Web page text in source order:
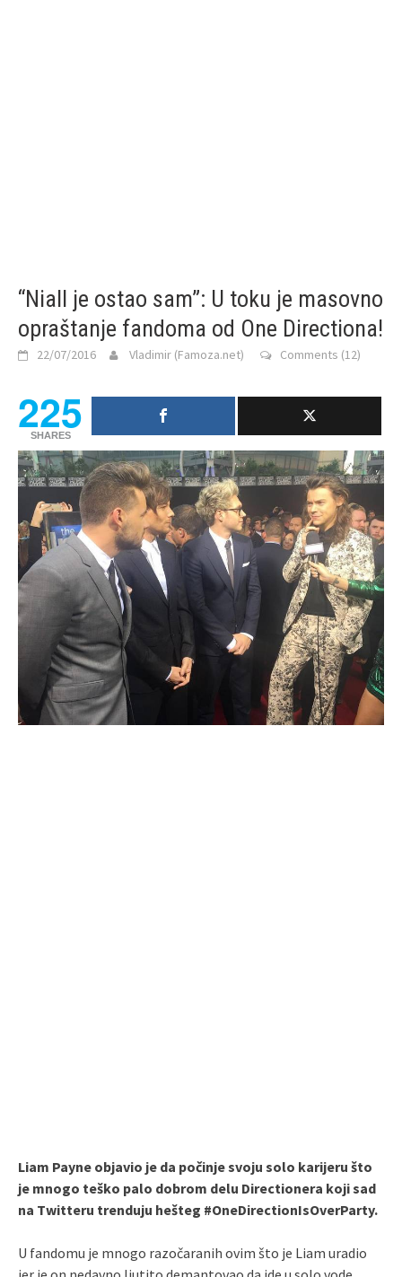
“Niall je ostao sam”: U toku je masovno
opraštanje fandoma od One Directiona!
22/07/2016 Vladimir (Famoza.net) Comments (12)
225
SHARES
Liam Payne objavio je da počinje svoju solo karijeru što
je mnogo teško palo dobrom delu Directionera koji sad
na Twitteru trenduju hešteg #OneDirectionIsOverParty.
U fandomu je mnogo razočaranih ovim što je Liam uradio